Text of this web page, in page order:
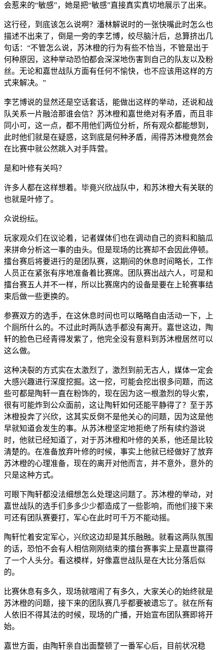
会惹来的“敏感”，她是把“敏感”直接真实真切地展示了出来。
这行径，到底该怎么说啊？潘林解说时的一张快嘴此时怎么也
描述不出来了，倒是一旁的李艺博，绞尽脑汁后，总算挤出几
句话：“不管怎么说，苏沐橙的行为有些不恰当，不管是出于
何种原因，这种举动恐怕都会深深地伤害到自己的队友以及粉
丝。无论和嘉世战队方面有任何不愉快，也不应该用这样的方
式来解决。”
李艺博说的显然还是空话套话，能做出这样的举动，还说和战
队关系一片融洽那谁会信？苏沐橙和嘉世绝对有矛盾，而且非
同小可，这一点，都不用他们两位分析，所有观众都能想到，
此时他们就是在疑惑，这到底是何种矛盾，闹得苏沐橙竟然会
在比赛中就公然跳入对手阵营。
是和叶修有关吗？
许多人都在这样想着。毕竟兴欣战队中，和苏沐橙大有关联的
也就是叶修了。
众说纷纭。
玩家观众们在议论着，记者媒体们也在调动自己的资料和脑瓜
来拼命分析这一事的由头。但是现场的比赛却不会因此停顿。
擂台赛后将要进行的是团队赛，这期间的休息时间略长，工作
人员正在紧张有序地准备着比赛席。团队赛出战六人，可是和
擂台赛五人并不一样，所以比赛席内的设备是要在上轮赛事结
束后做一些更换的。
参赛双方的选手，在这休息时间也可以略略自由活动一下，上
个厕所什么的。不过此时两队选手都没有离开。嘉世这边，陶
轩的脸色已经青得发紫了，他完全没有意料到苏沐橙居然可以
这么做。
这种决裂的方式实在太激烈了，激烈到前无古人，媒体一定会
大感兴趣进行深度挖掘。这一挖，可能会挖出很多问题，而这
些可都是陶轩一直在粉饰的，现在因为这一根激烈的导火索，
很有可能炸到公众面前，这让陶轩如何还能平静得了？至于苏
沐橙投奔了兴欣，这其实反倒不是他关心的问题，因为这是他
早就知道会发生的事。从苏沐橙坚定地拒绝了所有续约游说
时，他就已经知道了，对于苏沐橙和叶修的关系，他还是比较
清楚的。在准备放弃叶修的时候，事实上他就已经做好了放弃
苏沐橙的心理准备，现在的离开对他而言，并不意外，意外的
只是这种方式。
可眼下陶轩都没法细想怎么处理这问题了。苏沐橙的举动，对
嘉世战队的选手们多多少少都造成了一些影响，而他们接下来
可还有团队赛要打，军心在此时可千万不能动摇。
陶轩忙着安定军心，兴欣这边却是其乐融融。就看这两队氛围
的话，恐怕不会有人相信刚刚结束的擂台赛事实上是嘉世赢得
了一个人头分。看这模样，好像嘉世战队是在大比分落后似
的。
比赛休息有多久，现场就喧闹了有多久，大家关心的始终就是
苏沐橙的问题，接下来的团队赛几乎都要被遗忘了。就在所有
人依旧不得其法的时候，现场的广播，开始宣布团队赛即将开
始。
嘉世方面，由陶轩亲自出面整顿了一番军心后，目前状况稳